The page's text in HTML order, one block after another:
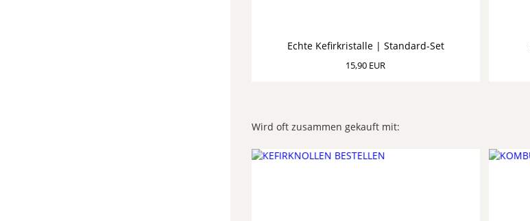
Echte Kefirkristalle | Standard-Set
15,90 EUR
Wird oft zusammen gekauft mit: